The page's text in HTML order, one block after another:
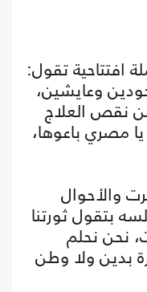
افتتاحية تقول:
وعايشين،
نقص العلاج
مصري باعوها،
والأحوال
بتقول ثورتنا
نحن نحلم
بدين ولا وطن